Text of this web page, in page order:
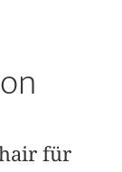
für